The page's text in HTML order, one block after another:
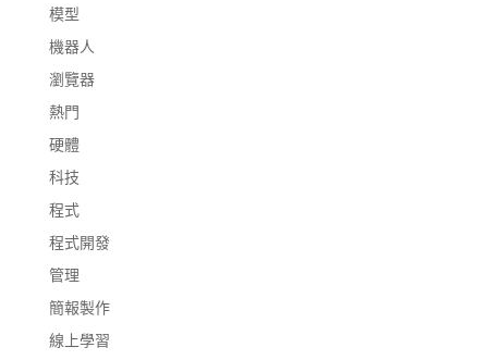
模型
機器人
瀏覽器
熱門
硬體
科技
程式
程式開發
管理
簡報製作
線上學習